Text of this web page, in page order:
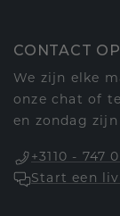
CONTACT
We zijn elke
onze chat of
en zondag
+3110 - 747
Start een